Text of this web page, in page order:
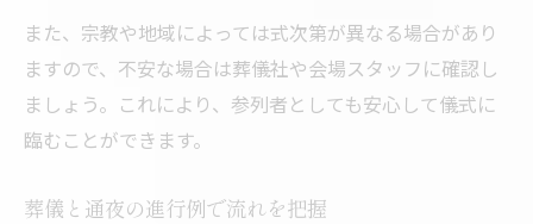
また、宗教や地域によっては式次第が異なる場合があり
ますので、不安な場合は葬儀社や会場スタッフに確認し
ましょう。これにより、参列者としても安心して儀式に
臨むことができます。
葬儀と通夜の進行例で流れを把握